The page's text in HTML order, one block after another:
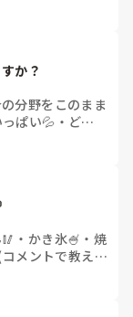
か？
分野をこのまま
ぱい💦 ・ どん
・ かき氷🍧 ・ 焼
メントで教え